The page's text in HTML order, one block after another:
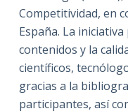
Competitividad, en
España. La
contenidos y la
científicos,
gracias a la
participantes, así